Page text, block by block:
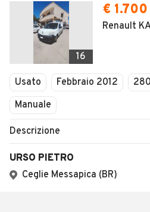
16
€ 1.700
Renault
Usato Febbraio 2012
Manuale
Descrizione
URSO PIETRO
Ceglie Messapica (BR)